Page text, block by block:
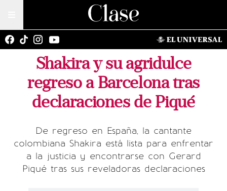
Shakira y su agridulce
regreso a Barcelona tras
declaraciones de Piqué
De regreso en España, la cantante
colombiana Shakira está lista para enfrentar
a la justicia y encontrarse con Gerard
Piqué tras sus reveladoras declaraciones